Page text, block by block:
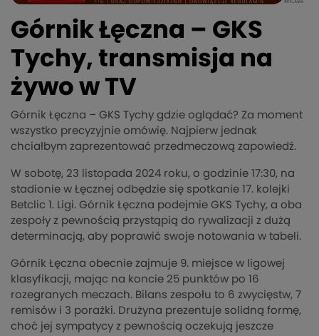
Górnik Łęczna – GKS
Tychy, transmisja na
żywo w TV
Górnik Łęczna – GKS Tychy gdzie oglądać? Za moment
wszystko precyzyjnie omówię. Najpierw jednak
chciałbym zaprezentować przedmeczową zapowiedź.
W sobotę, 23 listopada 2024 roku, o godzinie 17:30, na
stadionie w Łęcznej odbędzie się spotkanie 17. kolejki
Betclic 1. Ligi. Górnik Łęczna podejmie GKS Tychy, a oba
zespoły z pewnością przystąpią do rywalizacji z dużą
determinacją, aby poprawić swoje notowania w tabeli.
Górnik Łęczna obecnie zajmuje 9. miejsce w ligowej
klasyfikacji, mając na koncie 25 punktów po 16
rozegranych meczach. Bilans zespołu to 6 zwycięstw, 7
remisów i 3 porażki. Drużyna prezentuje solidną formę,
choć jej sympatycy z pewnością oczekują jeszcze